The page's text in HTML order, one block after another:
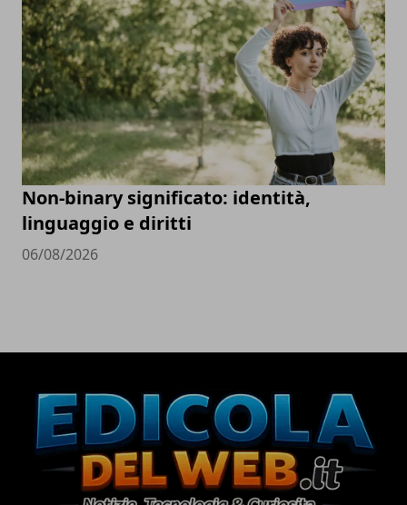
Non-binary significato: identità,
linguaggio e diritti
06/08/2026